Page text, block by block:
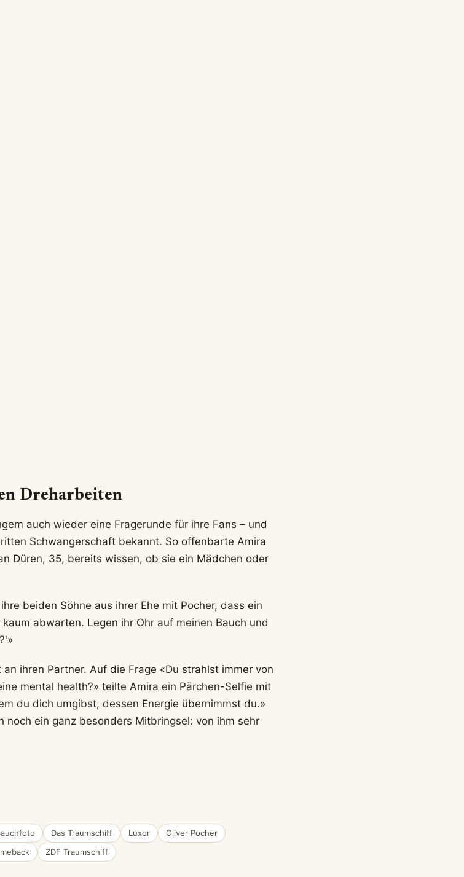
Dreharbeiten
auch wieder eine Fragerunde für ihre Fans – und
Schwangerschaft bekannt. So offenbarte Amira
Düren, 35, bereits wissen, ob sie ein Mädchen oder
beiden Söhne aus ihrer Ehe mit Pocher, dass ein
abwarten. Legen ihr Ohr auf meinen Bauch und
ihren Partner. Auf die Frage «Du strahlst immer von
mental health?» teilte Amira ein Pärchen-Selfie mit
du dich umgibst, dessen Energie übernimmst du.»
noch ein ganz besonders Mitbringsel: von ihm sehr
Das Traumschiff Luxor
Oliver Pocher
ZDF Traumschiff